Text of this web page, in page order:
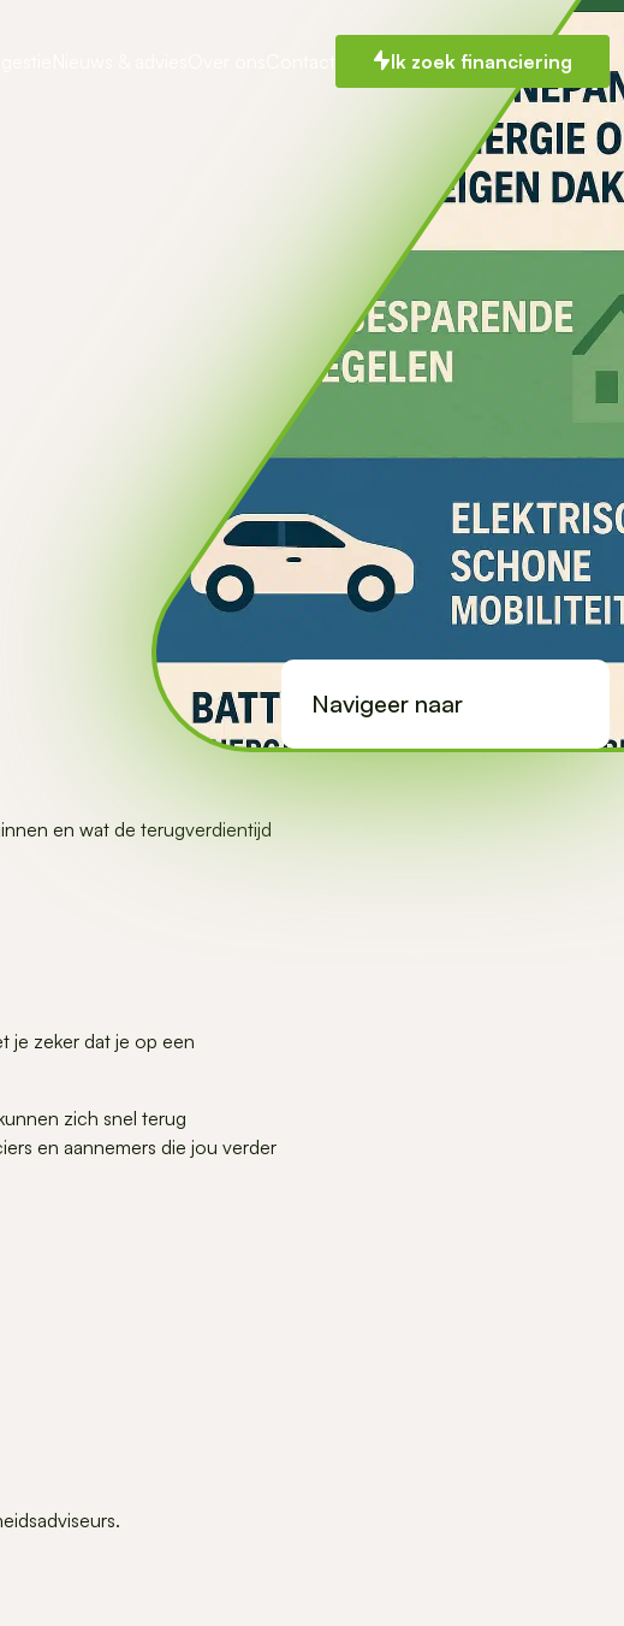
Ik zoek financiering
en wat de terugverdientijd
je zeker dat je op een
zich snel terug
en aannemers die jou verder
Navigeer naar